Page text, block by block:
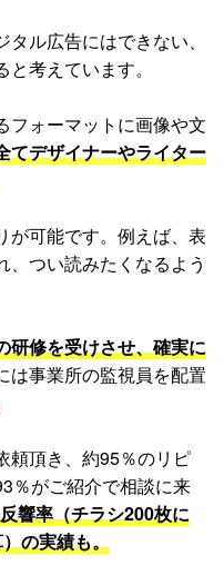
タル広告にはできない、
考えています。
フォーマットに画像や文
てデザイナーやライター
が可能です。例えば、表
つい読みたくなるよう
研修を受けさせ、確実に
は事業所の監視員を配置
頼頂き、約95％のリピ
％がご紹介で相談に来
響率（チラシ200枚に
の実績も。